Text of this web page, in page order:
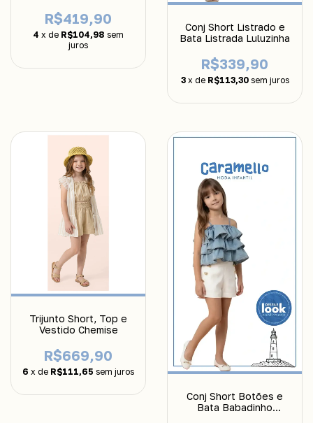
R$419,90
4 x de R$104,98 sem
juros
Conj Short Listrado e
Bata Listrada Luluzinha
R$339,90
3 x de R$113,30 sem juros
Trijunto Short, Top e
Vestido Chemise
R$669,90
6 x de R$111,65 sem juros
Conj Short Botões e
Bata Babadinho